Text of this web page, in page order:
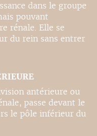
dans le groupe
pouvant
rénale. Elle se
du rein sans entrer
antérieure ou
passe devant le
le pôle inférieur du